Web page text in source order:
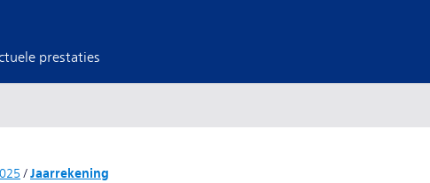
prestaties
/Jaarrekening